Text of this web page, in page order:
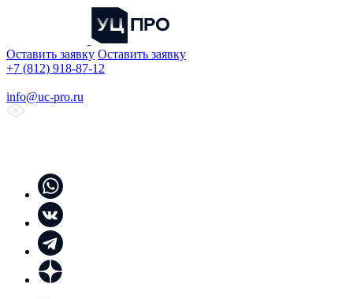
Оставить заявку Оставить заявку
+7 (812) 918-87-12
info@uc-pro.ru